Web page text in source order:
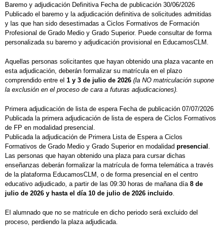
Baremo y adjudicación Definitiva Fecha de publicación 30/06/2026
Publicado el baremo y la adjudicación definitiva de solicitudes admitidas
y las que han sido desestimadas a Ciclos Formativos de Formación
Profesional de Grado Medio y Grado Superior. Puede consultar de forma
personalizada su baremo y adjudicación provisional en EducamosCLM.
Aquellas personas solicitantes que hayan obtenido una plaza vacante en
esta adjudicación, deberán formalizar su matrícula en el plazo
comprendido entre el 1 y 3 de julio de 2026 (la NO matriculación supone
la exclusión en el proceso de cara a futuras adjudicaciones).
Primera adjudicación de lista de espera Fecha de publicación 07/07/2026
Publicada la primera adjudicación de lista de espera de Ciclos Formativos
de FP en modalidad presencial.
Publicada la adjudicación de Primera Lista de Espera a Ciclos
Formativos de Grado Medio y Grado Superior en modalidad presencial .
Las personas que hayan obtenido una plaza para cursar dichas
enseñanzas deberán formalizar la matrícula de forma telemática a través
de la plataforma EducamosCLM, o de forma presencial en el centro
educativo adjudicado, a partir de las 09:30 horas de mañana día 8 de
julio de 2026 y hasta el día 10 de julio de 2026 incluido.
El alumnado que no se matricule en dicho periodo será excluido del
proceso, perdiendo la plaza adjudicada.